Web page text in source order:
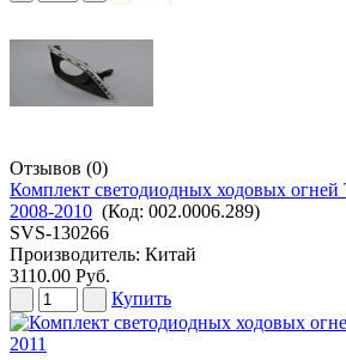
Отзывов (0)
Комплект светодиодных ходовых
2008-2010 (Код: 002.0006.289)
SVS-130266
Производитель: Китай
3110.00 Руб.
Купить